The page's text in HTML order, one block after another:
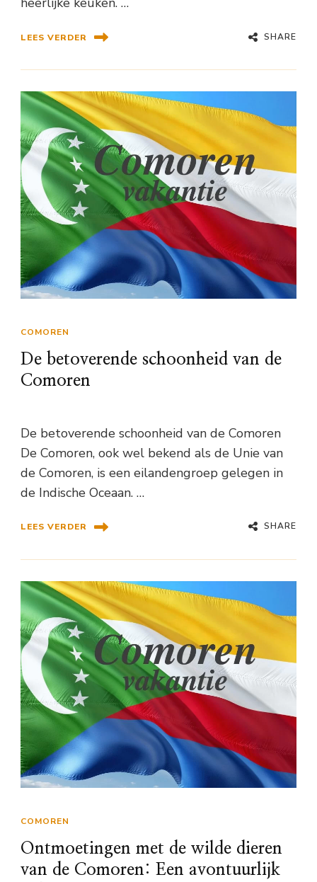
LEES VERDER SHARE
COMOREN
De betoverende schoonheid van de
Comoren
De betoverende schoonheid van de Comoren
De Comoren, ook wel bekend als de Unie van
de Comoren, is een eilandengroep gelegen in
de Indische Oceaan. …
LEES VERDER SHARE
COMOREN
Ontmoetingen met de wilde dieren
van de Comoren: Een avontuurlijk